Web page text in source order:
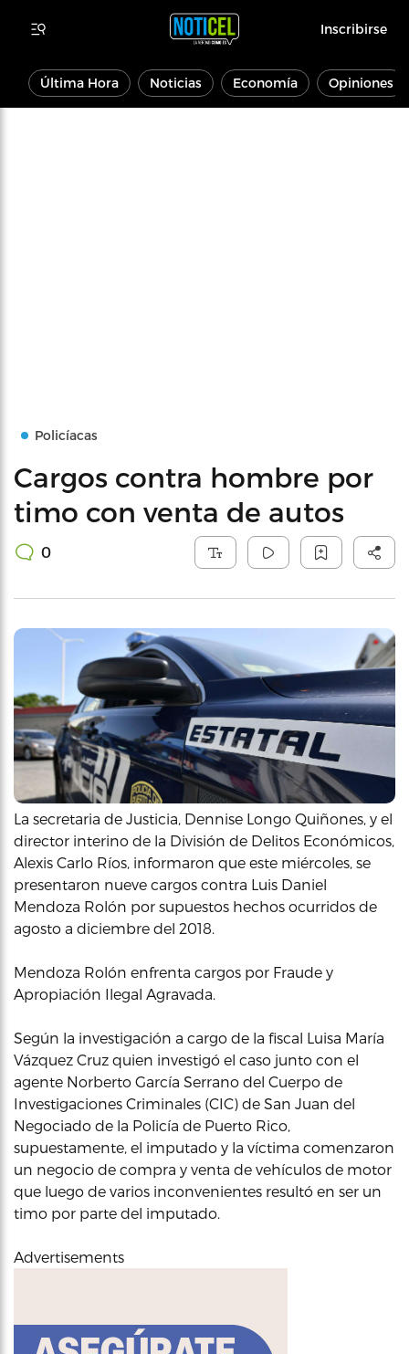
Inscribirse
Última Hora Noticias Economía Opiniones
Policíacas
Cargos contra hombre por
timo con venta de autos
0
La secretaria de Justicia, Dennise Longo Quiñones, y el
director interino de la División de Delitos Económicos,
Alexis Carlo Ríos, informaron que este miércoles, se
presentaron nueve cargos contra Luis Daniel
Mendoza Rolón por supuestos hechos ocurridos de
agosto a diciembre del 2018.
Mendoza Rolón enfrenta cargos por Fraude y
Apropiación Ilegal Agravada.
Según la investigación a cargo de la fiscal Luisa María
Vázquez Cruz quien investigó el caso junto con el
agente Norberto García Serrano del Cuerpo de
Investigaciones Criminales (CIC) de San Juan del
Negociado de la Policía de Puerto Rico,
supuestamente, el imputado y la víctima comenzaron
un negocio de compra y venta de vehículos de motor
que luego de varios inconvenientes resultó en ser un
timo por parte del imputado.
Advertisements